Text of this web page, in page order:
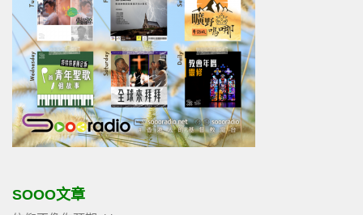
SOOO文章